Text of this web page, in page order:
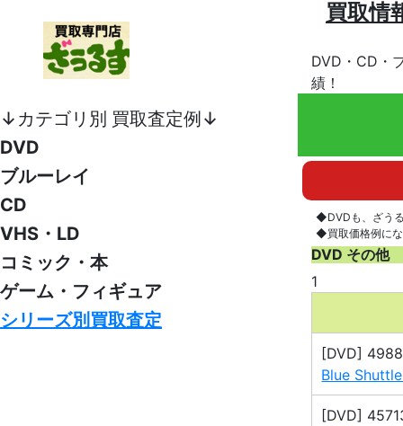
↓カテゴリ別 買取査定例↓
DVD
ブルーレイ
CD
VHS・LD
コミック・本
ゲーム・フィギュア
シリーズ別買取査定
買取情
DVD・CD・
績！
◆DVDも、ざう
◆買取価格例に
DVD その他
1
[DVD]
Blue
[DVD]